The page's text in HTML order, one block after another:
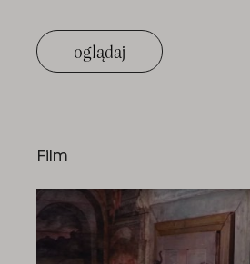
oglądaj
Film